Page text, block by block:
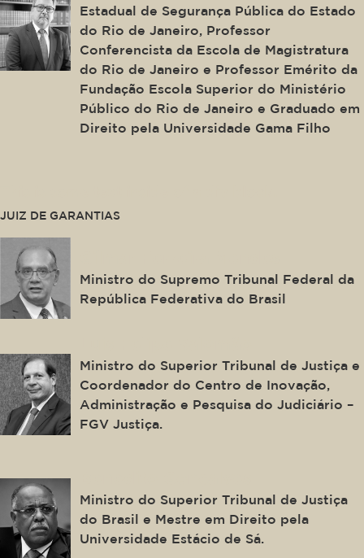
Estadual de Segurança Pública do Estado
do Rio de Janeiro, Professor
Conferencista da Escola de Magistratura
do Rio de Janeiro e Professor Emérito da
Fundação Escola Superior do Ministério
Público do Rio de Janeiro e Graduado em
Direito pela Universidade Gama Filho
JUIZ DE GARANTIAS
Ministro do Supremo Tribunal Federal da
República Federativa do Brasil
Ministro do Superior Tribunal de Justiça e
Coordenador do Centro de Inovação,
Administração e Pesquisa do Judiciário –
FGV Justiça.
Ministro do Superior Tribunal de Justiça
do Brasil e Mestre em Direito pela
Universidade Estácio de Sá.